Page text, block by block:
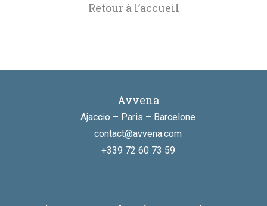
Retour à l’accueil
Avvena
Ajaccio – Paris – Barcelone
contact@avvena.com
+339 72 60 73 59